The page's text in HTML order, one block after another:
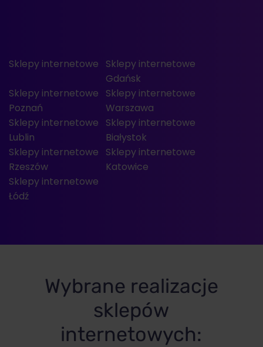
Sklepy internetowe
Sklepy internetowe
Gdańsk
Sklepy internetowe
Poznań
Sklepy internetowe
Warszawa
Sklepy internetowe
Lublin
Sklepy internetowe
Białystok
Sklepy internetowe
Rzeszów
Sklepy internetowe
Katowice
Sklepy internetowe
Łódź
Wybrane realizacje
sklepów
internetowych: